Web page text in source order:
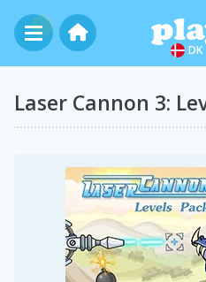
DK
Laser Cannon 3: